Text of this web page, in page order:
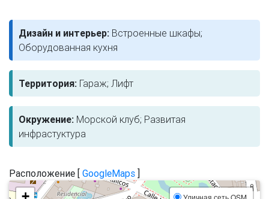
Дизайн и интерьер: Встроенные шкафы;
Оборудованная кухня
Территория: Гараж; Лифт
Окружение: Морской клуб; Развитая
инфрастуктура
Расположение [ GoogleMaps ]
Уличная сеть OSM